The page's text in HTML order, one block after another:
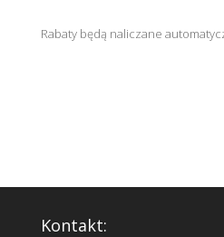
Rabaty będą naliczane
Kontakt: